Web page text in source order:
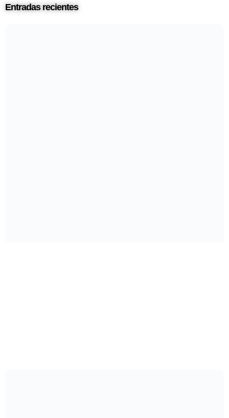
Entradas recientes